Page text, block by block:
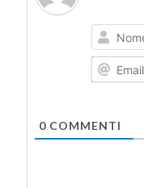
0COMMENTI